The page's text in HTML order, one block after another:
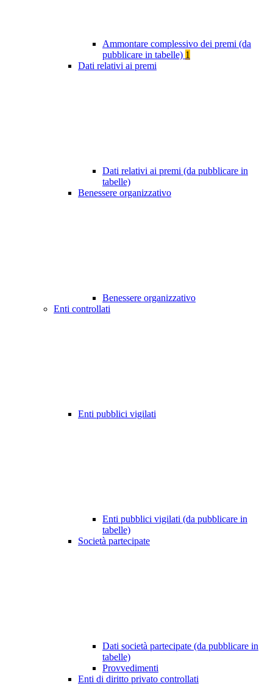
Ammontare complessivo dei premi (da
pubblicare in tabelle) 1
Dati relativi ai premi
Dati relativi ai premi (da pubblicare in
tabelle)
Benessere organizzativo
Benessere organizzativo
Enti controllati
Enti pubblici vigilati
Enti pubblici vigilati (da pubblicare in
tabelle)
Società partecipate
Dati società partecipate (da pubblicare in
tabelle)
Provvedimenti
Enti di diritto privato controllati